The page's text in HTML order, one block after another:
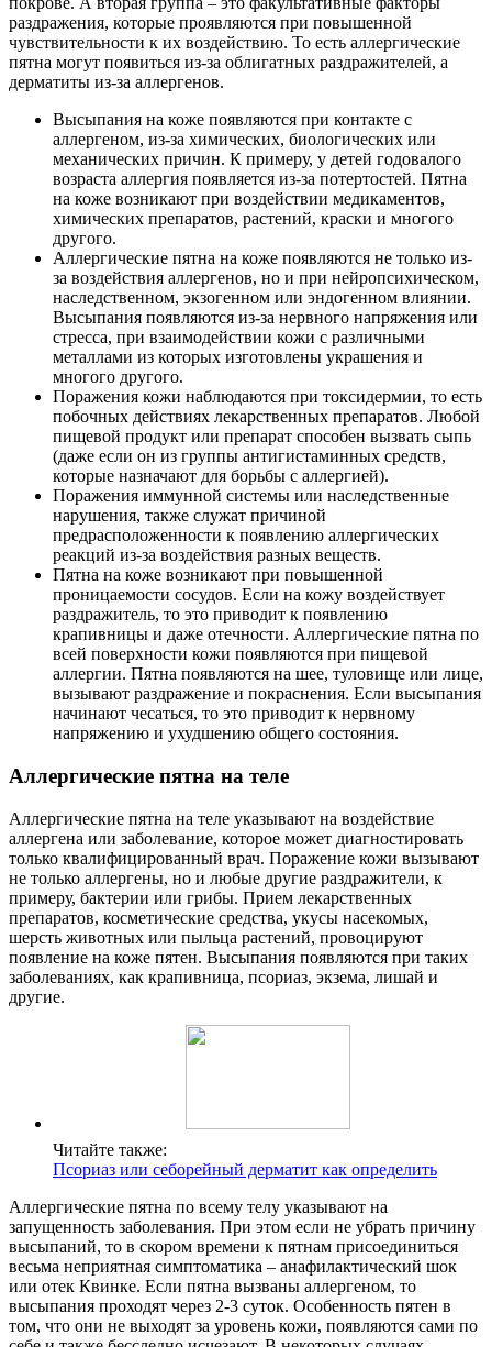
раздражения, которые проявляются при повышенной
чувствительности к их воздействию. То есть аллергические
пятна могут появиться из-за облигатных раздражителей, а
дерматиты из-за аллергенов.
Высыпания на коже появляются при контакте с
аллергеном, из-за химических, биологических или
механических причин. К примеру, у детей годовалого
возраста аллергия появляется из-за потертостей. Пятна
на коже возникают при воздействии медикаментов,
химических препаратов, растений, краски и многого
другого.
Аллергические пятна на коже появляются не только из-
за воздействия аллергенов, но и при нейропсихическом,
наследственном, экзогенном или эндогенном влиянии.
Высыпания появляются из-за нервного напряжения или
стресса, при взаимодействии кожи с различными
металлами из которых изготовлены украшения и
многого другого.
Поражения кожи наблюдаются при токсидермии, то есть
побочных действиях лекарственных препаратов. Любой
пищевой продукт или препарат способен вызвать сыпь
(даже если он из группы антигистаминных средств,
которые назначают для борьбы с аллергией).
Поражения иммунной системы или наследственные
нарушения, также служат причиной
предрасположенности к появлению аллергических
реакций из-за воздействия разных веществ.
Пятна на коже возникают при повышенной
проницаемости сосудов. Если на кожу воздействует
раздражитель, то это приводит к появлению
крапивницы и даже отечности. Аллергические пятна по
всей поверхности кожи появляются при пищевой
аллергии. Пятна появляются на шее, туловище или лице,
вызывают раздражение и покраснения. Если высыпания
начинают чесаться, то это приводит к нервному
напряжению и ухудшению общего состояния.
Аллергические пятна на теле
Аллергические пятна на теле указывают на воздействие
аллергена или заболевание, которое может диагностировать
только квалифицированный врач. Поражение кожи вызывают
не только аллергены, но и любые другие раздражители, к
примеру, бактерии или грибы. Прием лекарственных
препаратов, косметические средства, укусы насекомых,
шерсть животных или пыльца растений, провоцируют
появление на коже пятен. Высыпания появляются при таких
заболеваниях, как крапивница, псориаз, экзема, лишай и
другие.
Читайте также:
Псориаз или себорейный дерматит как определить
Аллергические пятна по всему телу указывают на
запущенность заболевания. При этом если не убрать причину
высыпаний, то в скором времени к пятнам присоединиться
весьма неприятная симптоматика – анафилактический шок
или отек Квинке. Если пятна вызваны аллергеном, то
высыпания проходят через 2-3 суток. Особенность пятен в
том, что они не выходят за уровень кожи, появляются сами по